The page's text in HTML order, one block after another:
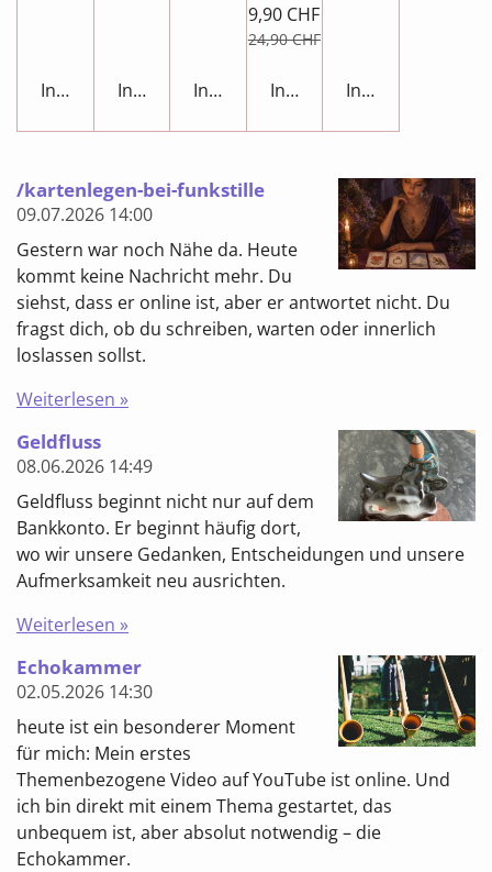
In den WarenkorbIn den WarenkorbIn den Warenkorb
9,90 CHF
24,90 CHF
In den Warenkorb
In den
/kartenlegen-bei-funkstille
09.07.2026 14:00
Gestern war noch Nähe da. Heute
kommt keine Nachricht mehr. Du
siehst, dass er online ist, aber er antwortet nicht. Du
fragst dich, ob du schreiben, warten oder innerlich
loslassen sollst.
Weiterlesen »
Geldfluss
08.06.2026 14:49
Geldfluss beginnt nicht nur auf dem
Bankkonto. Er beginnt häufig dort,
wo wir unsere Gedanken, Entscheidungen und unsere
Aufmerksamkeit neu ausrichten.
Weiterlesen »
Echokammer
02.05.2026 14:30
heute ist ein besonderer Moment
für mich: Mein erstes
Themenbezogene Video auf YouTube ist online. Und
ich bin direkt mit einem Thema gestartet, das
unbequem ist, aber absolut notwendig – die
Echokammer.